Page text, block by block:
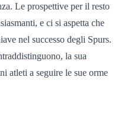
Le prospettive per il resto
e ci si aspetta che
nel successo degli Spurs.
la sua
atleti a seguire le sue orme